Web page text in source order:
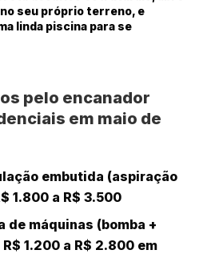
seu próprio terreno, e
linda piscina para se
pelo encanador
em maio de
embutida (aspiração
1.800 a R$ 3.500
de máquinas (bomba +
1.200 a R$ 2.800 em